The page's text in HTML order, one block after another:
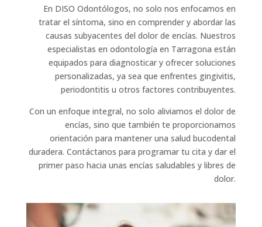
En DISO Odontólogos, no solo nos enfocamos en
tratar el síntoma, sino en comprender y abordar las
causas subyacentes del dolor de encías. Nuestros
especialistas en odontología en Tarragona están
equipados para diagnosticar y ofrecer soluciones
personalizadas, ya sea que enfrentes gingivitis,
periodontitis u otros factores contribuyentes.
Con un enfoque integral, no solo aliviamos el dolor de
encías, sino que también te proporcionamos
orientación para mantener una salud bucodental
duradera. Contáctanos para programar tu cita y dar el
primer paso hacia unas encías saludables y libres de
dolor.